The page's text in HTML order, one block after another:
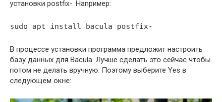
установки postfix-. Например:
sudo apt install bacula postfix-
В процессе установки программа предложит настроить
базу данных для Bacula. Лучше сделать это сейчас чтобы
потом не делать вручную. Поэтому выберите Yes в
следующем окне: